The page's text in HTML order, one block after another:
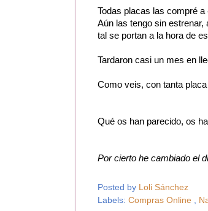
Todas placas las compré a
Aún las tengo sin estrenar,
tal se portan a la hora de
Tardaron casi un mes en
Como veis, con tanta
Qué os han parecido, os
Por cierto he cambiado el
Posted by Loli Sánchez
Labels: Compras Online ,